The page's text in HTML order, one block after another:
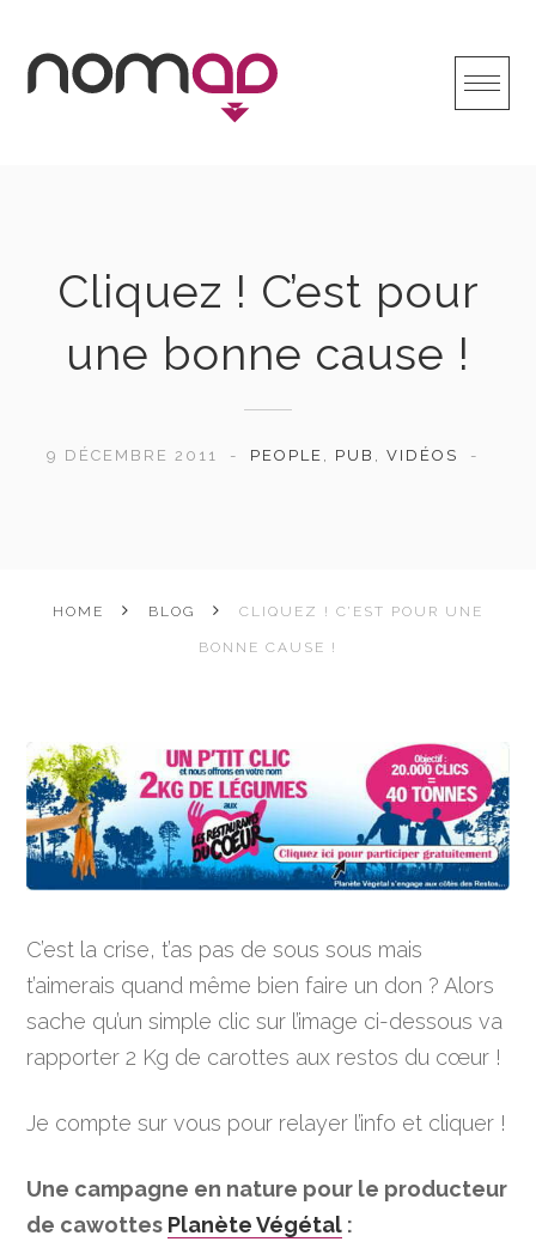
content
Cliquez ! C’est pour
une bonne cause !
9 DÉCEMBRE 2011 PEOPLE , PUB , VIDÉOS
HOME BLOG CLIQUEZ ! C’EST POUR UNE
BONNE CAUSE !
C’est la crise, t’as pas de sous sous mais
t’aimerais quand même bien faire un don ? Alors
sache qu’un simple clic sur l’image ci-dessous va
rapporter 2 Kg de carottes aux restos du cœur !
Je compte sur vous pour relayer l’info et cliquer !
Une campagne en nature pour le producteur
de cawottes Planète Végétal :